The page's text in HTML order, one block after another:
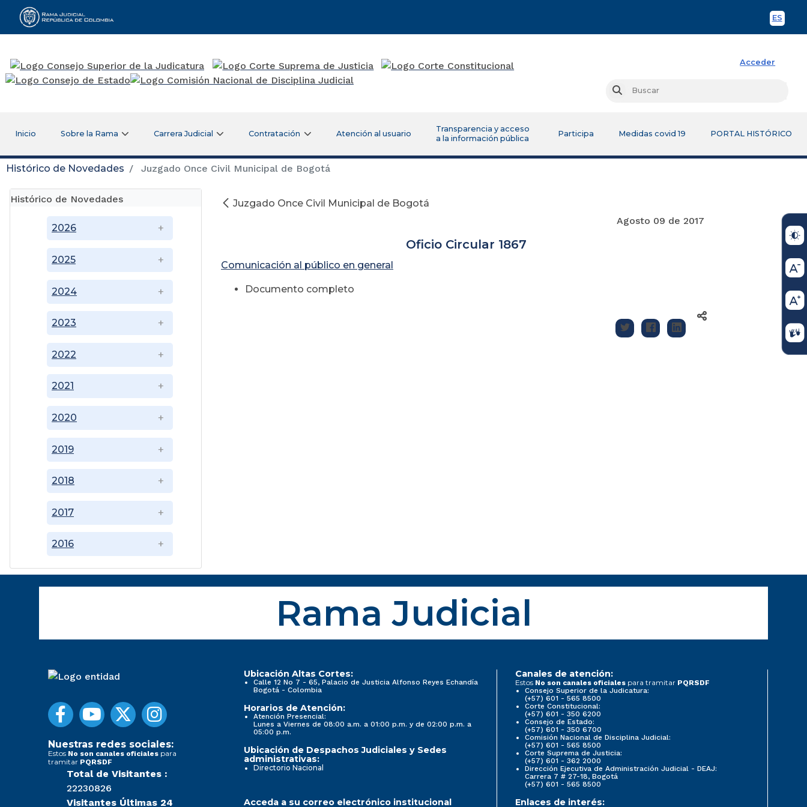
ES
Rama Judicial
Acceder
Buscar
Inicio Sobre la Rama Carrera Judicial Contratación Atención al usuario
Transparencia y acceso
a la información pública
Participa Medidas covid 19 PORTAL HISTÓRICO
Histórico de Novedades Juzgado Once Civil Municipal de Bogotá
Histórico de Novedades
2016
2017
2018
2019
2020
2021
2022
2023
2024
2025
2026
Juzgado Once Civil Municipal de Bogotá
Agosto 09 de 2017
Oficio Circular 1867
Comunicación al público en general
Documento completo
Rama Judicial
Nuestras redes sociales:
Estos No son canales oficiales para
tramitar PQRSDF
Total de Visitantes :
22230826
Visitantes Últimas 24
Ubicación Altas Cortes:
Calle 12 No 7 - 65, Palacio de Justicia Alfonso Reyes Echandía
Bogotá - Colombia
Horarios de Atención:
Atención Presencial:
Lunes a Viernes de 08:00 a.m. a 01:00 p.m. y de 02:00 p.m. a
05:00 p.m.
Ubicación de Despachos Judiciales y Sedes
administrativas:
Directorio Nacional
Canales de atención:
Estos No son canales oficiales para tramitar PQRSDF
Consejo Superior de la Judicatura:
(+57) 601 - 565 8500
Corte Constitucional:
(+57) 601 - 350 6200
Consejo de Estado:
(+57) 601 - 350 6700
Comisión Nacional de Disciplina Judicial:
(+57) 601 - 565 8500
Corte Suprema de Justicia:
(+57) 601 - 362 2000
Dirección Ejecutiva de Administración Judicial - DEAJ:
Carrera 7 # 27-18, Bogotá
(+57) 601 - 565 8500
Acceda a su correo electrónico institucional Enlaces de interés: